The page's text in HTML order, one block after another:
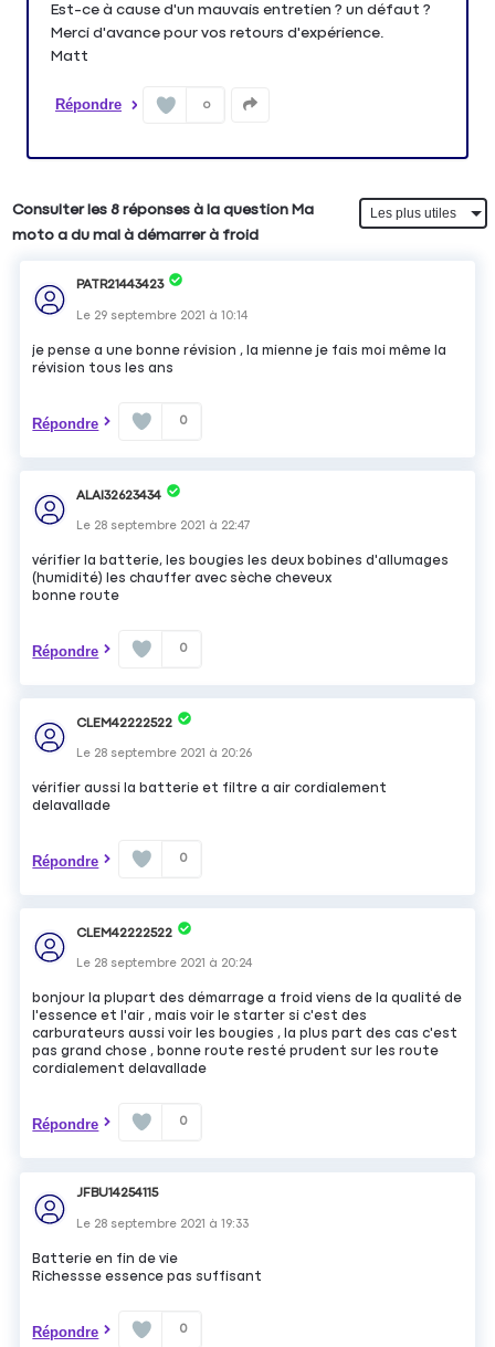
Est-ce à cause d'un mauvais entretien ? un défaut ?
Merci d'avance pour vos retours d'expérience.
Répondre 0
Consulter les 8 réponses à la question Ma
moto a du mal à démarrer à froid
PATR21443423
Le 29 septembre 2021 à10:14
je pense a une bonne révision , la mienne je fais moi même la
révision tous les ans
Répondre 0
ALAI32623434
Le 28 septembre 2021 à 22:47
vérifier la batterie, les bougies les deux bobines d'allumages
(humidité) les chauffer avec sèche cheveux
bonne route
Répondre 0
CLEM42222522
Le 28 septembre 2021 à 20:26
vérifier aussi la batterie et filtre a air cordialement
delavallade
Répondre 0
CLEM42222522
Le 28 septembre 2021 à 20:24
bonjour la plupart des démarrage a froid viens de la qualité de
l'essence et l'air , mais voir le starter si c'est des
carburateurs aussi voir les bougies , la plus part des cas c'est
pas grand chose , bonne route resté prudent sur les route
cordialement delavallade
Répondre 0
JFBU14254115
Le 28 septembre 2021 à19:33
Batterie en fin de vie
Richessse essence pas suffisant
Répondre 0